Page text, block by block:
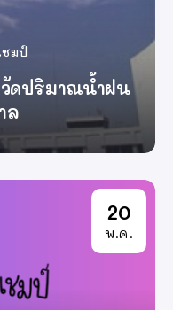
มป์
ดปริมาณน้ำฝน
ล
ชมป์
20
พ.ค.